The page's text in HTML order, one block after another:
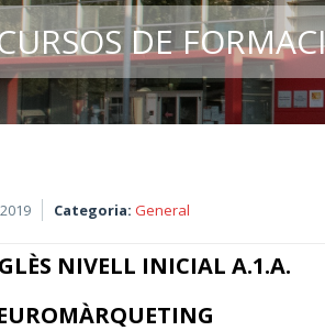
DE
Categoria: General
NIVELL INICIAL A.1.A.